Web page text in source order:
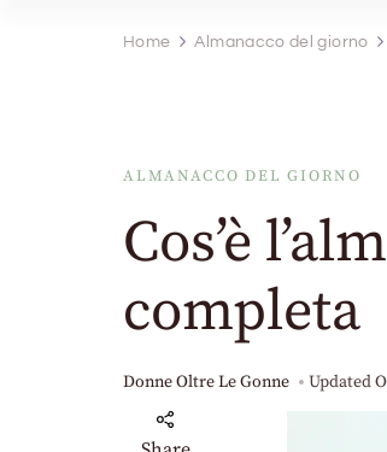
Home Almanacco del giorno
ALMANACCO DEL GIORNO
Cos’è
completa
Donne Oltre Le Gonne Updated